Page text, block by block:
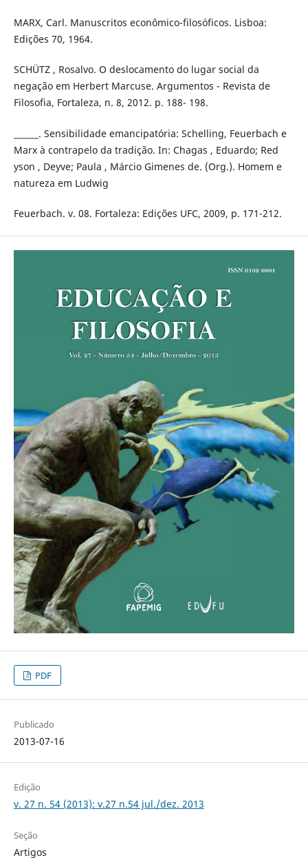
MARX, Carl. Manuscritos econômico-filosóficos. Lisboa:
Edições 70, 1964.
SCHÜTZ , Rosalvo. O deslocamento do lugar social da
negação em Herbert Marcuse. Argumentos - Revista de
Filosofia, Fortaleza, n. 8, 2012. p. 188- 198.
______. Sensibilidade emancipatória: Schelling, Feuerbach e
Marx à contrapelo da tradição. In: Chagas , Eduardo; Red
yson , Deyve; Paula , Márcio Gimenes de. (Org.). Homem e
natureza em Ludwig
Feuerbach. v. 08. Fortaleza: Edições UFC, 2009, p. 171-212.
PDF
Publicado
2013-07-16
Edição
v. 27 n. 54 (2013): v.27 n.54 jul./dez. 2013
Seção
Artigos